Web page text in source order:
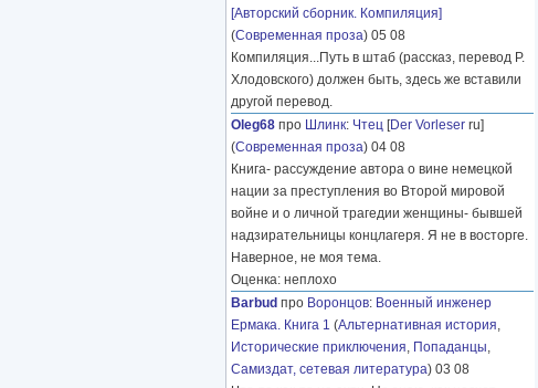
[Авторский сборник. Компиляция]
(Современная проза) 05 08
Компиляция...Путь в штаб (рассказ, перевод Р.
Хлодовского) должен быть, здесь же вставили
другой перевод.
Oleg68 про Шлинк: Чтец [Der Vorleser ru]
(Современная проза) 04 08
Книга- рассуждение автора о вине немецкой
нации за преступления во Второй мировой
войне и о личной трагедии женщины- бывшей
надзирательницы концлагеря. Я не в восторге.
Наверное, не моя тема.
Оценка: неплохо
Barbud про Воронцов: Военный инженер
Ермака. Книга 1 (Альтернативная история,
Исторические приключения, Попаданцы,
Самиздат, сетевая литература) 03 08